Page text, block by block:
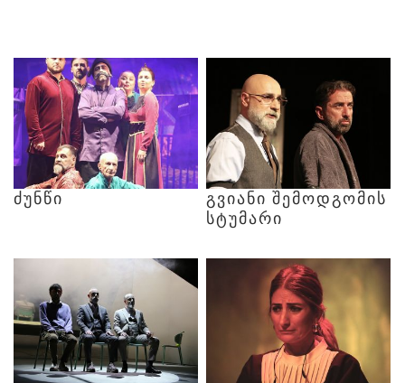
ᲫᲣᲜᲬᲘ ᲒᲕᲘᲐᲜᲘ ᲨᲔᲛᲝᲓᲒᲝᲛᲘᲡ
ᲡᲢᲣᲛᲐᲠᲘ